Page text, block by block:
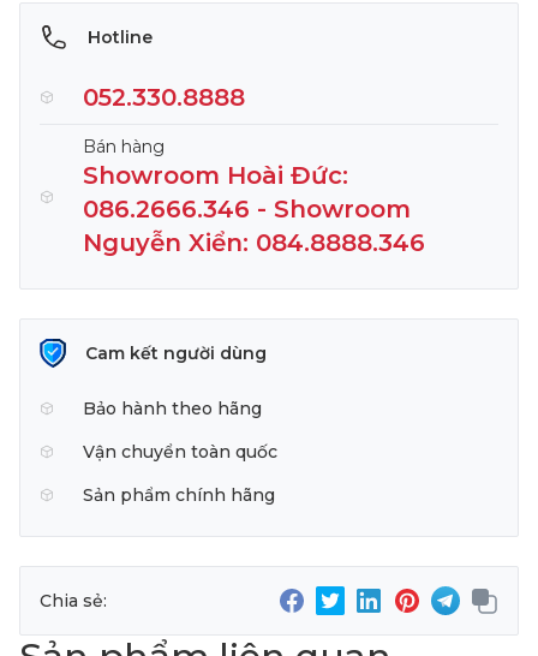
Hotline
052.330.8888
Bán hàng
Showroom Hoài Đức:
086.2666.346 - Showroom
Nguyễn Xiển: 084.8888.346
Cam kết người dùng
Bảo hành theo hãng
Vận chuyển toàn quốc
Sản phẩm chính hãng
Chia sẻ: